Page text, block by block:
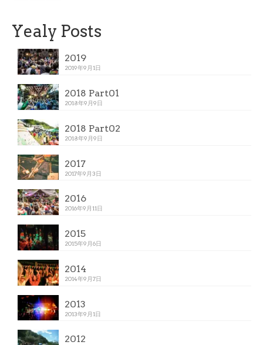
Yealy Posts
2019
2019年9月1日
2018 Part01
2018年9月9日
2018 Part02
2018年9月9日
2017
2017年9月3日
2016
2016年9月11日
2015
2015年9月6日
2014
2014年9月7日
2013
2013年9月1日
2012